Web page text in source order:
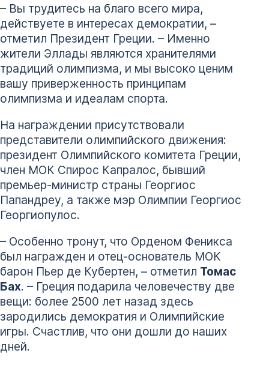
– Вы трудитесь на благо всего мира,
действуете в интересах демократии, –
отметил Президент Греции. – Именно
жители Эллады являются хранителями
традиций олимпизма, и мы высоко ценим
вашу приверженность принципам
олимпизма и идеалам спорта.
На награждении присутствовали
представители олимпийского движения:
президент Олимпийского комитета Греции,
член МОК Спирос Капралос, бывший
премьер-министр страны Георгиос
Папандреу, а также мэр Олимпии Георгиос
Георгиопулос.
– Особенно тронут, что Орденом Феникса
был награжден и отец-основатель МОК
барон Пьер де Кубертен, – отметил Томас
Бах. – Греция подарила человечеству две
вещи: более 2500 лет назад здесь
зародились демократия и Олимпийские
игры. Счастлив, что они дошли до наших
дней.